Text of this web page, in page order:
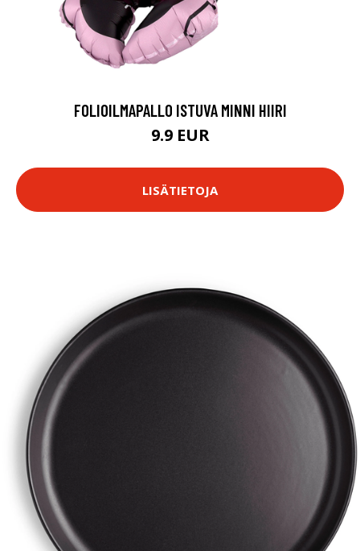
FOLIOILMAPALLO ISTUVA MINNI HIIRI
9.9 EUR
LISÄTIETOJA